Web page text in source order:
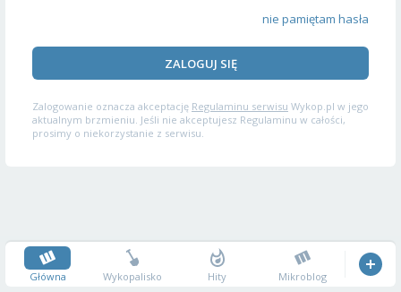
nie pamiętam hasła
ZALOGUJ SIĘ
Zalogowanie oznacza akceptację Regulaminu serwisu Wykop.pl w jego
aktualnym brzmieniu. Jeśli nie akceptujesz Regulaminu w całości,
prosimy o niekorzystanie z serwisu.
Główna Wykopalisko Hity Mikroblog